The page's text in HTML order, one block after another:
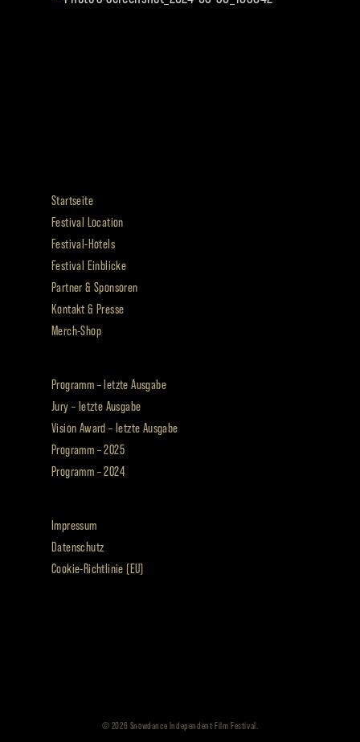
Startseite
Festival Location
Festival-Hotels
Festival Einblicke
Partner & Sponsoren
Kontakt & Presse
Merch-Shop
Programm – letzte Ausgabe
Jury – letzte Ausgabe
Vision Award – letzte Ausgabe
Programm – 2025
Programm – 2024
Impressum
Datenschutz
Cookie-Richtlinie (EU)
© 2026 Snowdance Independent Film Festival.